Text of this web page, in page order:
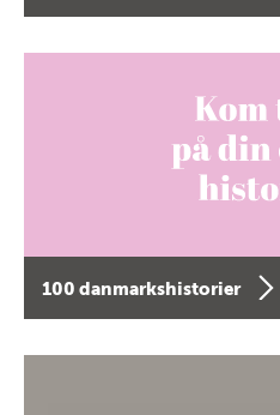
100 danmarkshistorier